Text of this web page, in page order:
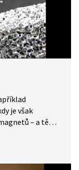
je však
– a těmi
říká kovové